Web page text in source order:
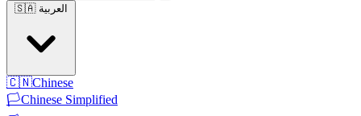
🇸🇦 العربية
🇨🇳Chinese
🏳️Chinese Simplified